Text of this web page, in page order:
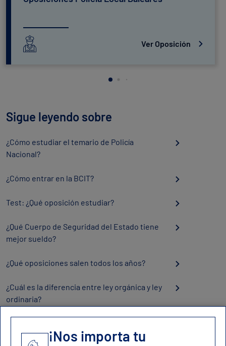
Ver Oposición
Sigue leyendo sobre
¿Cómo estudiar el temario de Policía
Nacional?
¿Cómo entrar en la BCIT?
Test: ¿Qué oposición estudiar?
¿Qué Cuerpo de Seguridad del Estado tiene
mejor sueldo?
¿Qué oposiciones salen todos los años?
¿Cuál es la diferencia entre ley orgánica y ley
ordinaria?
¡Nos importa tu